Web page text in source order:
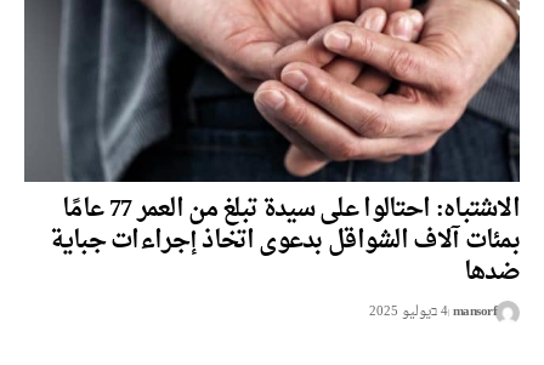
الاشتباه: احتالوا على سيدة تبلغ من العمر 77 عامًا
بمئات آلاف الشواقل بدعوى اتخاذ إجراءات جباية
ضدها
mansorf4 בيوليو 2025